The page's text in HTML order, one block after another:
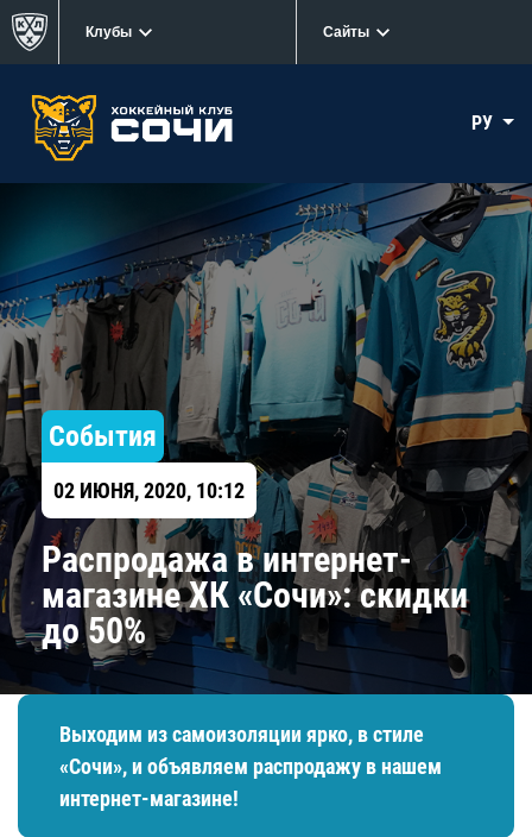
Клубы Сайты
РУ
События
02 ИЮНЯ, 2020, 10:12
Распродажа в интернет-
магазине ХК «Сочи»: скидки
до 50%
Выходим из самоизоляции ярко, в стиле
«Сочи», и объявляем распродажу в нашем
интернет-магазине!